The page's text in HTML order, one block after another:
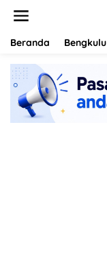
Beranda Bengkulu